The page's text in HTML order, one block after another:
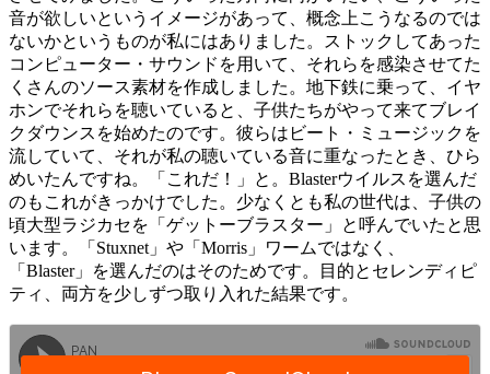
音が欲しいというイメージがあって、概念上こうなるのでは
ないかというものが私にはありました。ストックしてあった
コンピューター・サウンドを用いて、それらを感染させてた
くさんのソース素材を作成しました。地下鉄に乗って、イヤ
ホンでそれらを聴いていると、子供たちがやって来てブレイ
クダウンスを始めたのです。彼らはビート・ミュージックを
流していて、それが私の聴いている音に重なったとき、ひら
めいたんですね。「これだ！」と。Blasterウイルスを選んだ
のもこれがきっかけでした。少なくとも私の世代は、子供の
頃大型ラジカセを「ゲットーブラスター」と呼んでいたと思
います。「Stuxnet」や「Morris」ワームではなく、
「Blaster」を選んだのはそのためです。目的とセレンディピ
ティ、両方を少しずつ取り入れた結果です。